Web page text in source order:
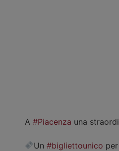
A #Piacenza una
Un#bigliettounico